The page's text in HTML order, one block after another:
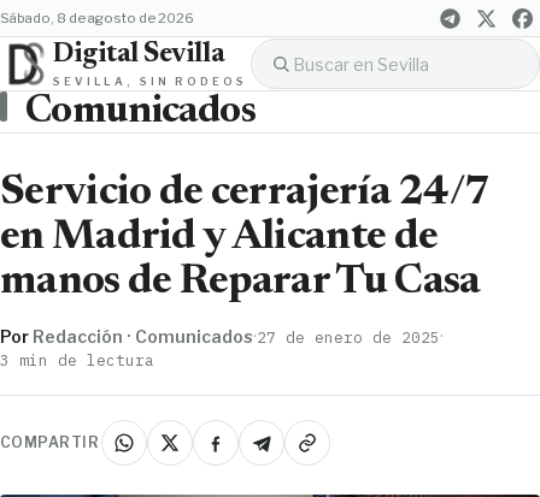
sábado, 8 de agosto de 2026
Digital Sevilla
SEVILLA, SIN RODEOS
Comunicados
Servicio de cerrajería 24/7
en Madrid y Alicante de
manos de Reparar Tu Casa
Por Redacción · Comunicados·27 de enero de 2025·
3 min de lectura
COMPARTIR